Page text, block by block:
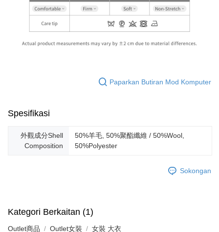
Paparkan Butiran Mod Komputer
Spesifikasi
外觀成分Shell
Composition
50%羊毛, 50%聚酯纖維 / 50%Wool,
50%Polyester
Sokongan
Kategori Berkaitan (1)
Outlet商品 Outlet女裝 女裝 大衣